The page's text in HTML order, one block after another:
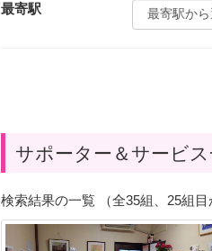
最寄駅
サポーター＆サービス
検索結果の一覧 （全35組、25組目